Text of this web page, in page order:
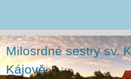
Milosrdné sestry sv.
Kájově